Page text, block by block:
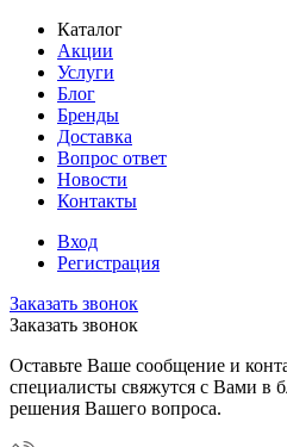
Каталог
Акции
Услуги
Блог
Бренды
Доставка
Вопрос ответ
Новости
Контакты
Вход
Регистрация
Заказать звонок
Заказать звонок
Оставьте Ваше сообщение и
специалисты свяжутся с Вами в
решения Вашего вопроса.